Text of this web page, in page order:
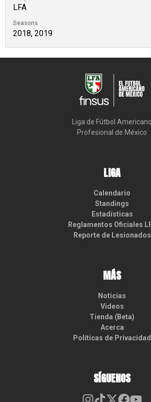
LFA
Seasons
2018, 2019
Liga de Fútbol Americano
Profesional de México
LIGA
Calendario
Standings
Estadísticas
Reglamentos Oficiales
Reporte de Lesionados
MÁS
Noticias
Videos
Tienda (Beta)
Acerca
Políticas de Privacidad
SÍGUENOS